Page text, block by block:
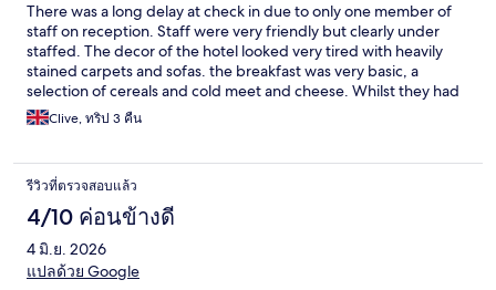
There was a long delay at check in due to only one member of
staff on reception. Staff were very friendly but clearly under
staffed. The decor of the hotel looked very tired with heavily
stained carpets and sofas. the breakfast was very basic, a
selection of cereals and cold meet and cheese. Whilst they had
a pancake machine, this was not in use.
Clive, ทริป 3 คืน
รีวิวที่ตรวจสอบแล้ว
4/10 ค่อนข้างดี
4 มิ.ย. 2026
แปลด้วย Google